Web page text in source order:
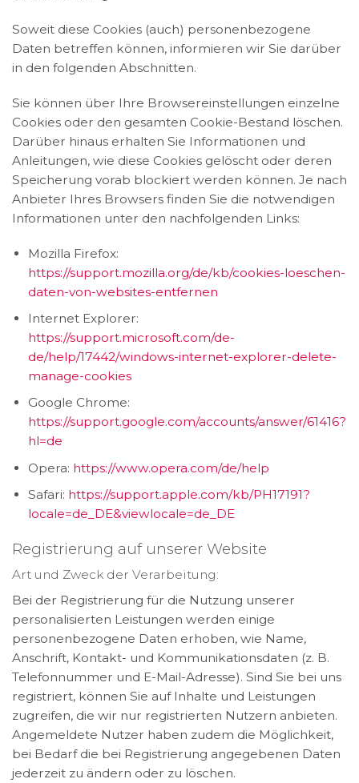
Soweit diese Cookies (auch) personenbezogene
Daten betreffen können, informieren wir Sie darüber
in den folgenden Abschnitten.
Sie können über Ihre Browsereinstellungen einzelne
Cookies oder den gesamten Cookie-Bestand löschen.
Darüber hinaus erhalten Sie Informationen und
Anleitungen, wie diese Cookies gelöscht oder deren
Speicherung vorab blockiert werden können. Je nach
Anbieter Ihres Browsers finden Sie die notwendigen
Informationen unter den nachfolgenden Links:
Mozilla Firefox:
https://support.mozilla.org/de/kb/cookies-loeschen-
daten-von-websites-entfernen
Internet Explorer:
https://support.microsoft.com/de-
de/help/17442/windows-internet-explorer-delete-
manage-cookies
Google Chrome:
https://support.google.com/accounts/answer/61416?
hl=de
Opera: https://www.opera.com/de/help
Safari: https://support.apple.com/kb/PH17191?
locale=de_DE&viewlocale=de_DE
Registrierung auf unserer Website
Art und Zweck der Verarbeitung:
Bei der Registrierung für die Nutzung unserer
personalisierten Leistungen werden einige
personenbezogene Daten erhoben, wie Name,
Anschrift, Kontakt- und Kommunikationsdaten (z. B.
Telefonnummer und E-Mail-Adresse). Sind Sie bei uns
registriert, können Sie auf Inhalte und Leistungen
zugreifen, die wir nur registrierten Nutzern anbieten.
Angemeldete Nutzer haben zudem die Möglichkeit,
bei Bedarf die bei Registrierung angegebenen Daten
jederzeit zu ändern oder zu löschen.